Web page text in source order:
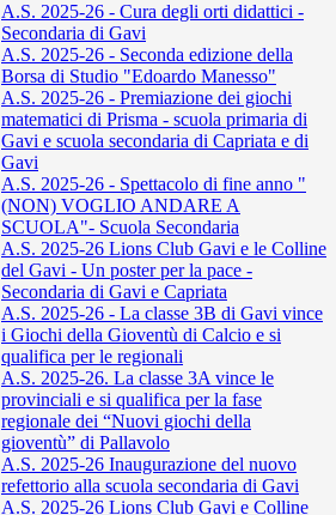
A.S. 2025-26 - Cura degli orti didattici -
Secondaria di Gavi
A.S. 2025-26 - Seconda edizione della
Borsa di Studio "Edoardo Manesso"
A.S. 2025-26 - Premiazione dei giochi
matematici di Prisma - scuola primaria di
Gavi e scuola secondaria di Capriata e di
Gavi
A.S. 2025-26 - Spettacolo di fine anno "
(NON) VOGLIO ANDARE A
SCUOLA"- Scuola Secondaria
A.S. 2025-26 Lions Club Gavi e le Colline
del Gavi - Un poster per la pace -
Secondaria di Gavi e Capriata
A.S. 2025-26 - La classe 3B di Gavi vince
i Giochi della Gioventù di Calcio e si
qualifica per le regionali
A.S. 2025-26. La classe 3A vince le
provinciali e si qualifica per la fase
regionale dei “Nuovi giochi della
gioventù” di Pallavolo
A.S. 2025-26 Inaugurazione del nuovo
refettorio alla scuola secondaria di Gavi
A.S. 2025-26 Lions Club Gavi e Colline